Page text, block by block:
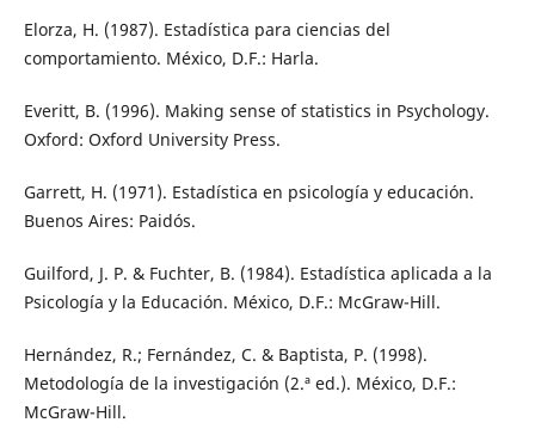
Elorza, H. (1987). Estadística para ciencias del
comportamiento. México, D.F.: Harla.
Everitt, B. (1996). Making sense of statistics in Psychology.
Oxford: Oxford University Press.
Garrett, H. (1971). Estadística en psicología y educación.
Buenos Aires: Paidós.
Guilford, J. P. & Fuchter, B. (1984). Estadística aplicada a la
Psicología y la Educación. México, D.F.: McGraw-Hill.
Hernández, R.; Fernández, C. & Baptista, P. (1998).
Metodología de la investigación (2.ª ed.). México, D.F.:
McGraw-Hill.